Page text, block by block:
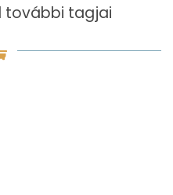
további tagjai